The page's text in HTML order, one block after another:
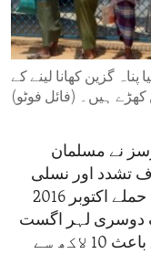
ENVIRONMENT
IDEALS AND
گزین کھانا لینے کے
کھڑے ہیں۔ (فائل فوٹو)
نے مسلمان
تشدد اور نسلی
تطہیر کی مہم شروع کی تھی۔ بعض حملے اکتوبر 2016
ایک دوسری لہر اگست
2017 میں شروع ہوئی۔ ان حملوں کے باعث 10 لاکھ سے